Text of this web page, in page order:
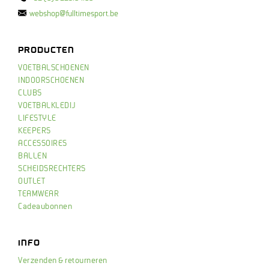
webshop@fulltimesport.be
PRODUCTEN
VOETBALSCHOENEN
INDOORSCHOENEN
CLUBS
VOETBALKLEDIJ
LIFESTYLE
KEEPERS
ACCESSOIRES
BALLEN
SCHEIDSRECHTERS
OUTLET
TEAMWEAR
Cadeaubonnen
INFO
Verzenden & retourneren